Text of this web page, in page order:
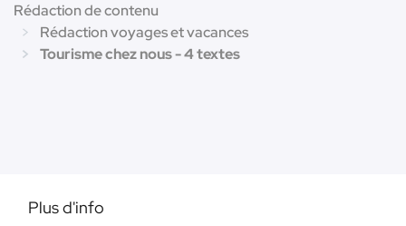
Rédaction de contenu
Rédaction voyages et vacances
Tourisme chez nous - 4 textes
Plus d'info